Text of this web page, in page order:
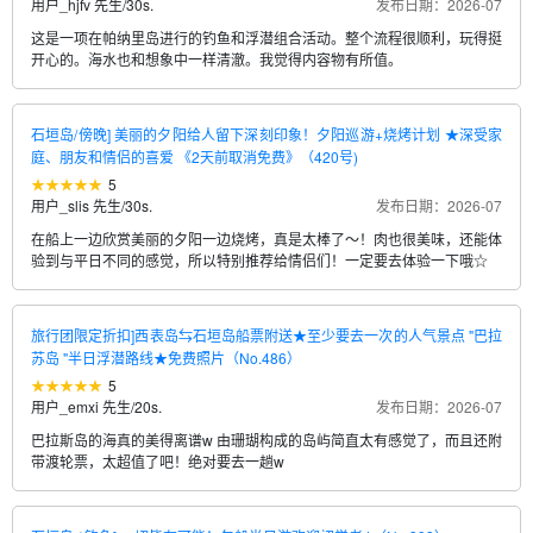
用户_hjfv 先生/30s.
发布日期：2026-07
这是一项在帕纳里岛进行的钓鱼和浮潜组合活动。整个流程很顺利，玩得挺
开心的。海水也和想象中一样清澈。我觉得内容物有所值。
石垣岛/傍晚] 美丽的夕阳给人留下深刻印象！夕阳巡游+烧烤计划 ★深受家
庭、朋友和情侣的喜爱 《2天前取消免费》（420号)
5
用户_slis 先生/30s.
发布日期：2026-07
在船上一边欣赏美丽的夕阳一边烧烤，真是太棒了～！肉也很美味，还能体
验到与平日不同的感觉，所以特别推荐给情侣们！一定要去体验一下哦☆
旅行团限定折扣]西表岛⇆石垣岛船票附送★至少要去一次的人气景点 "巴拉
苏岛 "半日浮潜路线★免费照片（No.486）
5
用户_emxi 先生/20s.
发布日期：2026-07
巴拉斯岛的海真的美得离谱w 由珊瑚构成的岛屿简直太有感觉了，而且还附
带渡轮票，太超值了吧！绝对要去一趟w